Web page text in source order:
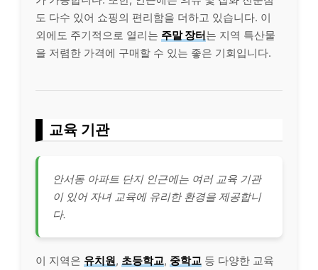
도 다수 있어 쇼핑의 편리함을 더하고 있습니다. 이
외에도 주기적으로 열리는 주말 장터는 지역 특산물
을 저렴한 가격에 구매할 수 있는 좋은 기회입니다.
교육 기관
안서동 아파트 단지 인근에는 여러 교육 기관
이 있어 자녀 교육에 유리한 환경을 제공합니
다.
이 지역은 유치원, 초등학교, 중학교 등 다양한 교육